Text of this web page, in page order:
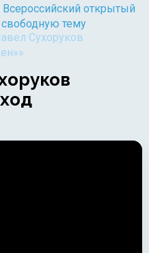
открытый
свободную тему
Сухоруков